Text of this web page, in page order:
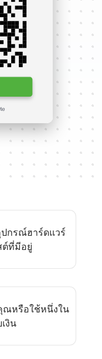
ปกรณ์ฮาร์ดแวร์
ต์ที่มีอยู่
ณหรือใช้หนึ่งใน
งิน